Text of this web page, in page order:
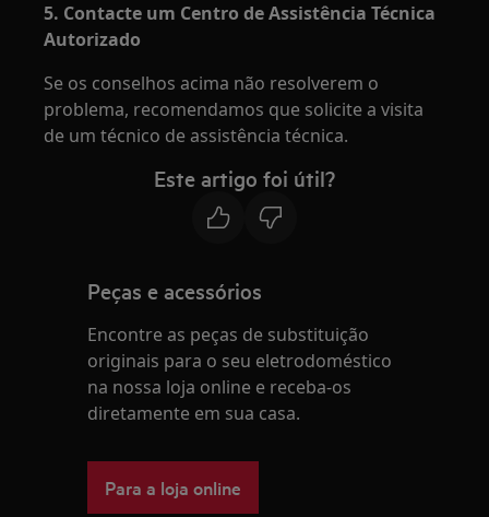
5. Contacte um Centro de Assistência Técnica
Autorizado
Se os conselhos acima não resolverem o
problema, recomendamos que solicite a visita
de um técnico de assistência técnica.
Este artigo foi útil?
Peças e acessórios
Encontre as peças de substituição
originais para o seu eletrodoméstico
na nossa loja online e receba-os
diretamente em sua casa.
Para a loja online